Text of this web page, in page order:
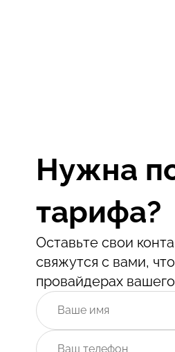
Нужна
тарифа?
Оставьте свои
свяжутся с вами,
провайдерах